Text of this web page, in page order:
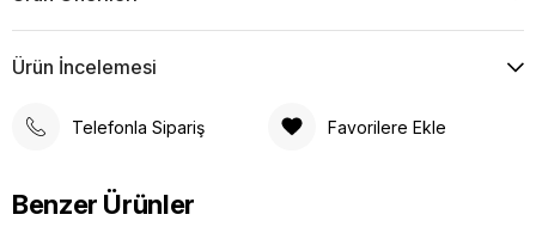
Ürün İncelemesi
Telefonla Sipariş Favorilere Ekle
Benzer Ürünler